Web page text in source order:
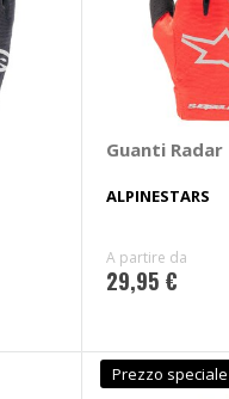
Guanti Radar
ALPINESTARS
A partire da
29,95 €
Prezzo speciale